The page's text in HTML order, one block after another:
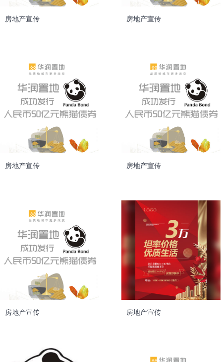
房地产宣传 房地产宣传
房地产宣传 房地产宣传
房地产宣传 房地产宣传